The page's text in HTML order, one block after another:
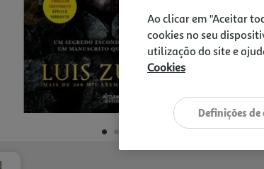
Ao clicar em "Aceitar
cookies no seu
utilização do site e
Cookies
Definições de